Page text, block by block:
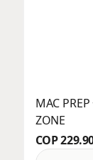
MAC
ZONE
COP